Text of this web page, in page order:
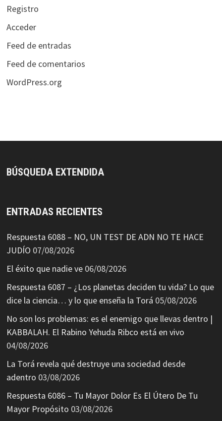
Registro
Acceder
Feed de entradas
Feed de comentarios
WordPress.org
BÚSQUEDA EXTENDIDA
ENTRADAS RECIENTES
Respuesta 6088 – NO, UN TEST DE ADN NO TE HACE
JUDÍO 07/08/2026
El éxito que nadie ve 06/08/2026
Respuesta 6087 – ¿Los planetas deciden tu vida? Lo que
dice la ciencia… y lo que enseña la Torá 05/08/2026
No son los problemas: es el enemigo que llevas dentro |
KABBALAH. El Rabino Yehuda Ribco está en vivo
04/08/2026
La Torá revela qué destruye una sociedad desde
adentro 03/08/2026
Respuesta 6086 – Tu Mayor Dolor Es El Útero De Tu
Mayor Propósito 03/08/2026